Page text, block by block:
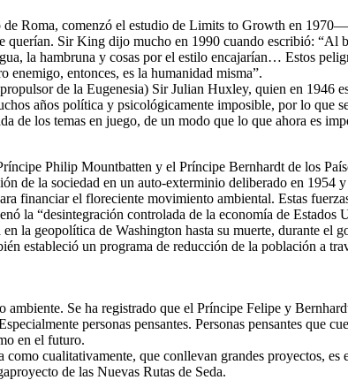
Roma, comenzó el estudio de Limits to Growth en 1970—
Sir King dijo mucho en 1990 cuando escribió: “Al
la hambruna y cosas por el estilo encajarían… Estos
enemigo, entonces, es la humanidad misma”.
de la Eugenesia) Sir Julian Huxley, quien en 1946
años política y psicológicamente imposible, por lo que
los temas en juego, de un modo que lo que ahora es
Philip Mountbatten y el Príncipe Bernhardt de los
de la sociedad en un auto-exterminio deliberado en 1954
financiar el floreciente movimiento ambiental. Estas
la “desintegración controlada de la economía de Estados
geopolítica de Washington hasta su muerte, durante el
estableció un programa de reducción de la población a
Se ha registrado que el Príncipe Felipe y
personas pensantes. Personas pensantes que
en el futuro.
cualitativamente, que conllevan grandes proyectos,
de las Nuevas Rutas de Seda.